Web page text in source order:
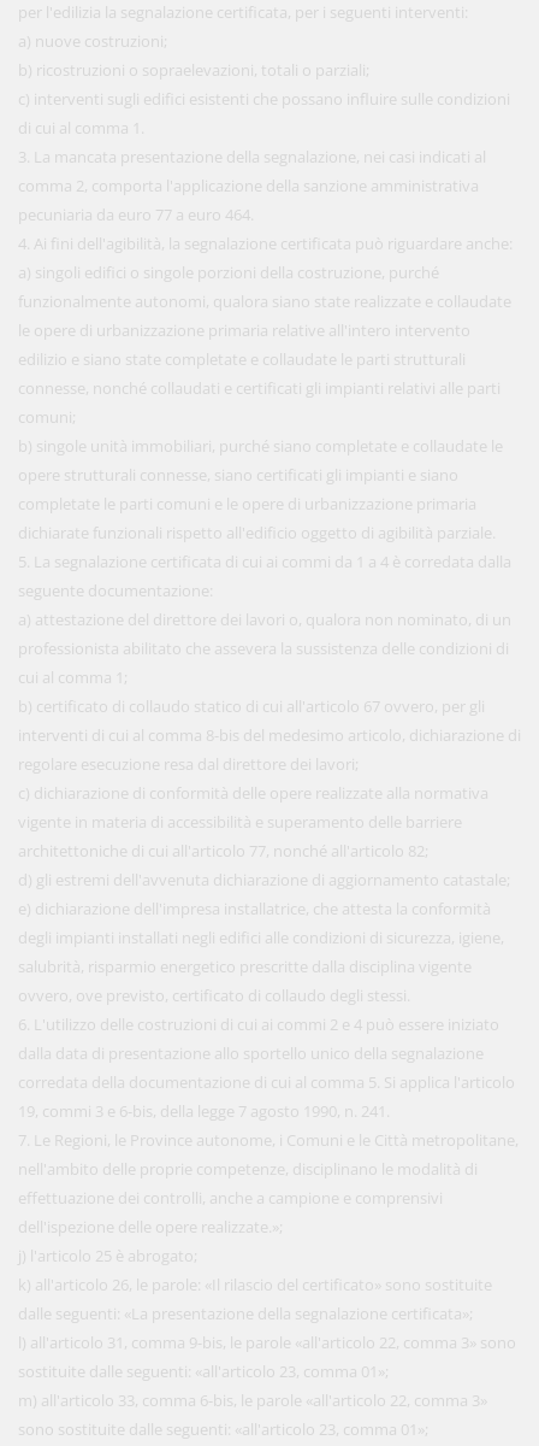
per l'edilizia la segnalazione certificata, per i seguenti interventi:
a) nuove costruzioni;
b) ricostruzioni o sopraelevazioni, totali o parziali;
c) interventi sugli edifici esistenti che possano influire sulle condizioni
di cui al comma 1.
3. La mancata presentazione della segnalazione, nei casi indicati al
comma 2, comporta l'applicazione della sanzione amministrativa
pecuniaria da euro 77 a euro 464.
4. Ai fini dell'agibilità, la segnalazione certificata può riguardare anche:
a) singoli edifici o singole porzioni della costruzione, purché
funzionalmente autonomi, qualora siano state realizzate e collaudate
le opere di urbanizzazione primaria relative all'intero intervento
edilizio e siano state completate e collaudate le parti strutturali
connesse, nonché collaudati e certificati gli impianti relativi alle parti
comuni;
b) singole unità immobiliari, purché siano completate e collaudate le
opere strutturali connesse, siano certificati gli impianti e siano
completate le parti comuni e le opere di urbanizzazione primaria
dichiarate funzionali rispetto all'edificio oggetto di agibilità parziale.
5. La segnalazione certificata di cui ai commi da 1 a 4 è corredata dalla
seguente documentazione:
a) attestazione del direttore dei lavori o, qualora non nominato, di un
professionista abilitato che assevera la sussistenza delle condizioni di
cui al comma 1;
b) certificato di collaudo statico di cui all'articolo 67 ovvero, per gli
interventi di cui al comma 8-bis del medesimo articolo, dichiarazione di
regolare esecuzione resa dal direttore dei lavori;
c) dichiarazione di conformità delle opere realizzate alla normativa
vigente in materia di accessibilità e superamento delle barriere
architettoniche di cui all'articolo 77, nonché all'articolo 82;
d) gli estremi dell'avvenuta dichiarazione di aggiornamento catastale;
e) dichiarazione dell'impresa installatrice, che attesta la conformità
degli impianti installati negli edifici alle condizioni di sicurezza, igiene,
salubrità, risparmio energetico prescritte dalla disciplina vigente
ovvero, ove previsto, certificato di collaudo degli stessi.
6. L'utilizzo delle costruzioni di cui ai commi 2 e 4 può essere iniziato
dalla data di presentazione allo sportello unico della segnalazione
corredata della documentazione di cui al comma 5. Si applica l'articolo
19, commi 3 e 6-bis, della legge 7 agosto 1990, n. 241.
7. Le Regioni, le Province autonome, i Comuni e le Città metropolitane,
nell'ambito delle proprie competenze, disciplinano le modalità di
effettuazione dei controlli, anche a campione e comprensivi
dell'ispezione delle opere realizzate.»;
j) l'articolo 25 è abrogato;
k) all'articolo 26, le parole: «Il rilascio del certificato» sono sostituite
dalle seguenti: «La presentazione della segnalazione certificata»;
l) all'articolo 31, comma 9-bis, le parole «all'articolo 22, comma 3» sono
sostituite dalle seguenti: «all'articolo 23, comma 01»;
m) all'articolo 33, comma 6-bis, le parole «all'articolo 22, comma 3»
sono sostituite dalle seguenti: «all'articolo 23, comma 01»;